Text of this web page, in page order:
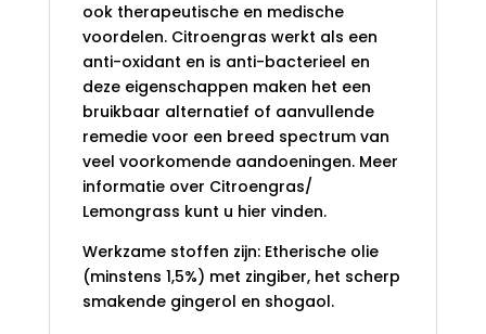
ook therapeutische en medische
voordelen. Citroengras werkt als een
anti-oxidant en is anti-bacterieel en
deze eigenschappen maken het een
bruikbaar alternatief of aanvullende
remedie voor een breed spectrum van
veel voorkomende aandoeningen. Meer
informatie over Citroengras/
Lemongrass kunt u hier vinden.
Werkzame stoffen zijn: Etherische olie
(minstens 1,5%) met zingiber, het scherp
smakende gingerol en shogaol.